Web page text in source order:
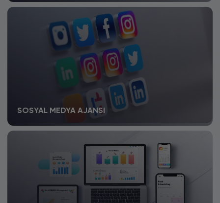
SOSYAL MEDYA AJANSI